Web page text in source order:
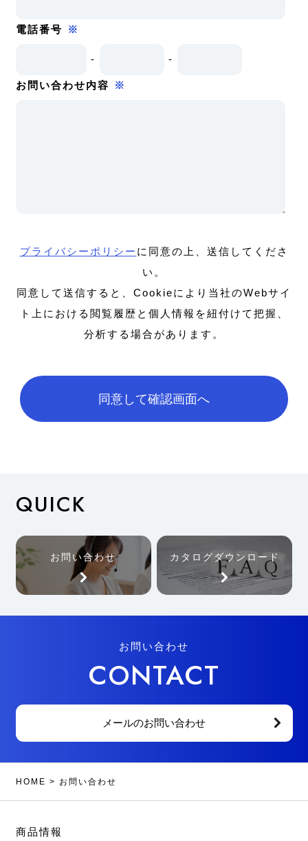
電話番号 ※
- -
お問い合わせ内容 ※
プライバシーポリシー に同意の上、送信してくださ
い。
同意して送信すると、Cookieにより当社のWebサイ
ト上における閲覧履歴と個人情報を紐付けて把握、
分析する場合があります。
QUICK
お問い合わせ カタログダウンロード
お問い合わせ
CONTACT
メールのお問い合わせ
HOME > お問い合わせ
商品情報